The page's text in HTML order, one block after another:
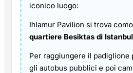
iconico luogo:
Ihlamur Pavilion si trova
quartiere Besiktas di
Per raggiungere il padiglione
gli autobus pubblici e poi